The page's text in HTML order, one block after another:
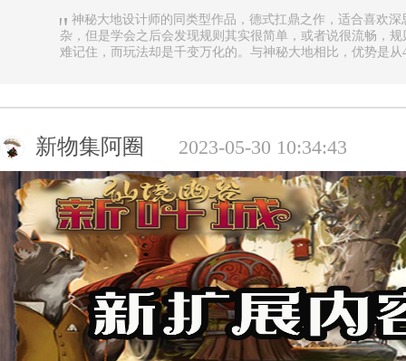
神秘大地设计师的同类型作品，德式扛鼎之作，适合喜欢
杂，但是学会之后会发现规则其实很简单，或者说很流畅，
难记住，而玩法却是千变万化的。与神秘大地相比，优势是
新物集阿圈 2023-05-30 10:34:43